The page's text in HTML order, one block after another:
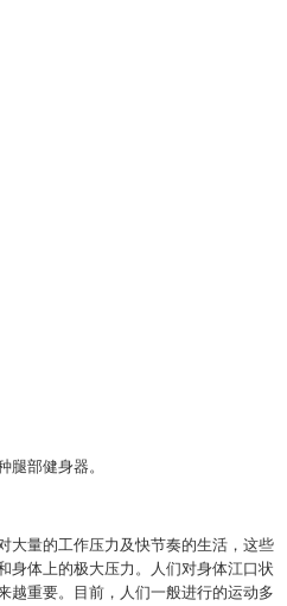
腿部健身器。
大量的工作压力及快节奏的生活，这些
身体上的极大压力。人们对身体江口状
越重要。目前，人们一般进行的运动多